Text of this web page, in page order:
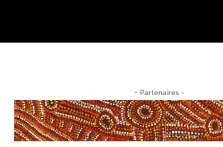
- Partenaires -